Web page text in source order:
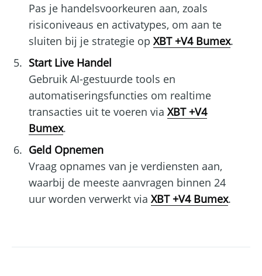
Pas je handelsvoorkeuren aan, zoals
risiconiveaus en activatypes, om aan te
sluiten bij je strategie op XBT +V4 Bumex.
Start Live Handel
Gebruik AI-gestuurde tools en
automatiseringsfuncties om realtime
transacties uit te voeren via XBT +V4
Bumex.
Geld Opnemen
Vraag opnames van je verdiensten aan,
waarbij de meeste aanvragen binnen 24
uur worden verwerkt via XBT +V4 Bumex.